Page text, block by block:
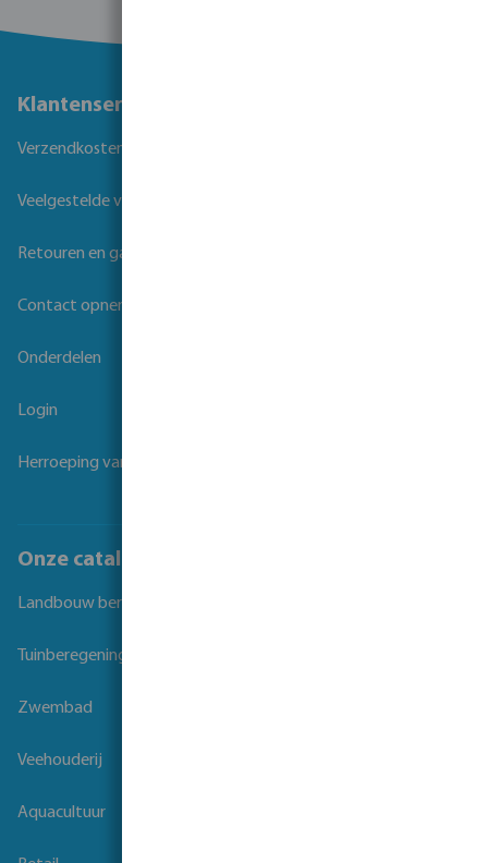
Klantenservice
Verzendkosten
Veelgestelde vragen
Retouren en garantie
Contact opnemen
Onderdelen
Login
Herroeping van overeenkomst
Onze catalogi
Landbouw beregening
Tuinberegening
Zwembad
Veehouderij
Aquacultuur